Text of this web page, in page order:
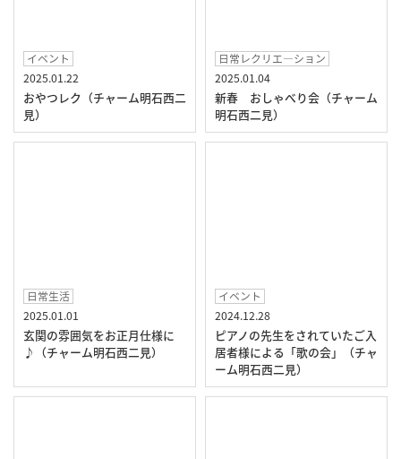
イベント
2025.01.22
おやつレク（チャーム明石西二
見）
日常レクリエ―ション
2025.01.04
新春 おしゃべり会（チャーム
明石西二見）
日常生活
2025.01.01
玄関の雰囲気をお正月仕様に
♪（チャーム明石西二見）
イベント
2024.12.28
ピアノの先生をされていたご入
居者様による「歌の会」（チャ
ーム明石西二見）